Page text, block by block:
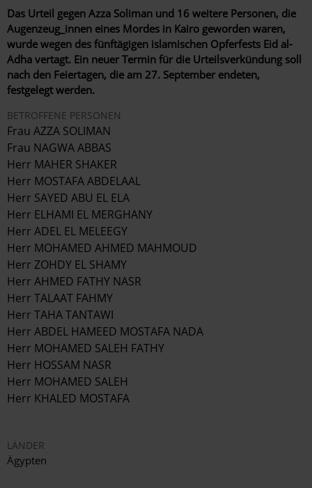
Das Urteil gegen Azza Soliman und 16 weitere Personen, die
Augenzeug_innen eines Mordes in Kairo geworden waren,
wurde wegen des fünftägigen islamischen Opferfests Eid al-
Adha vertagt. Ein neuer Termin für die Urteilsverkündung soll
nach den Feiertagen, die am 27. September endeten,
festgelegt werden.
BETROFFENE PERSONEN
Frau AZZA SOLIMAN
Frau NAGWA ABBAS
Herr MAHER SHAKER
Herr MOSTAFA ABDELAAL
Herr SAYED ABU EL ELA
Herr ELHAMI EL MERGHANY
Herr ADEL EL MELEEGY
Herr MOHAMED AHMED MAHMOUD
Herr ZOHDY EL SHAMY
Herr AHMED FATHY NASR
Herr TALAAT FAHMY
Herr TAHA TANTAWI
Herr ABDEL HAMEED MOSTAFA NADA
Herr MOHAMED SALEH FATHY
Herr HOSSAM NASR
Herr MOHAMED SALEH
Herr KHALED MOSTAFA
LÄNDER
Ägypten